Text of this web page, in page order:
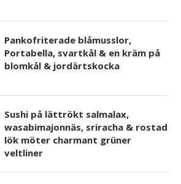
Pankofriterade blåmusslor,
Portabella, svartkål & en kräm på
blomkål & jordärtskocka
Sushi på lättrökt salmalax,
wasabimajonnäs, sriracha & rostad
lök möter charmant grüner
veltliner